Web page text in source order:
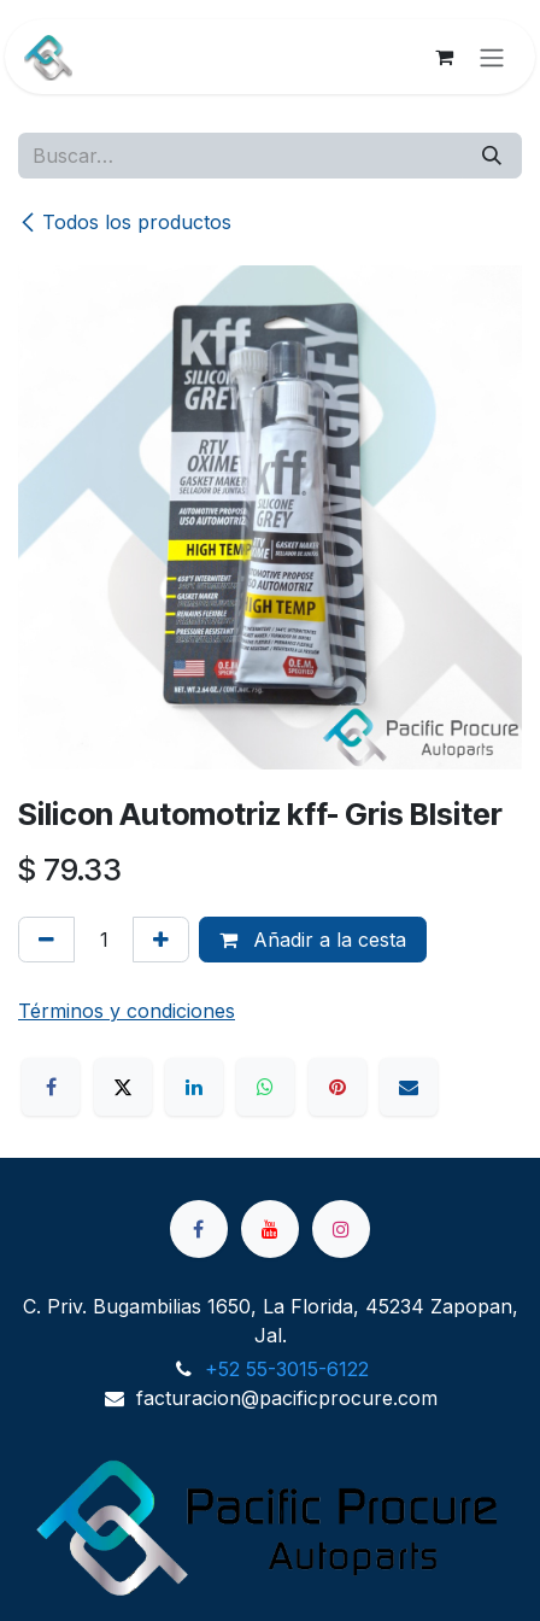
Todos los productos
Silicon Automotriz kff- Gris Blsiter
$ 79.33
Añadir a la cesta
Términos y condiciones
C. Priv. Bugambilias 1650, La Florida, 45234 Zapopan,
Jal.
+52 55-3015-6122
facturacion@pacificprocure.com